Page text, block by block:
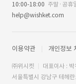
10:00-18:00 주말·공휴
help@wishket.com
이용약관 개인정보
㈜위시켓
대표이사 : 박
서울특별시 강남구 테헤